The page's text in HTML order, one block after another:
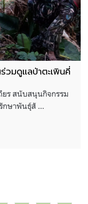
วมดูแลป่าตะเพินคี่
ยร สนับสนุนกิจกรรม
กษาพันธุ์สั …
ะเวนร่วมดูแลป่าตะเพินคี่